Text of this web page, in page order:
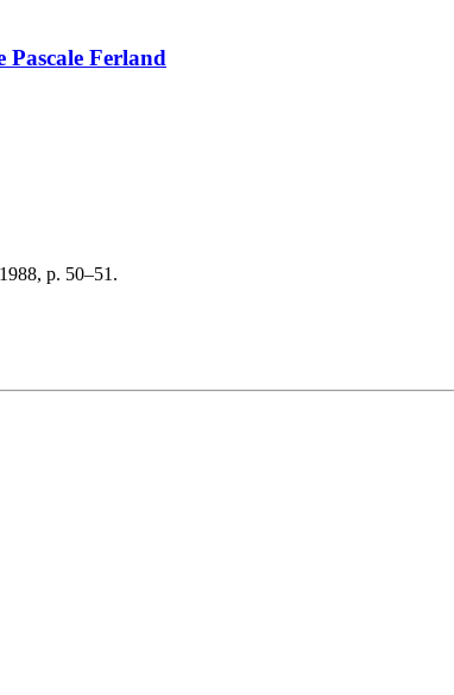
Pascale Ferland
p. 50–51.